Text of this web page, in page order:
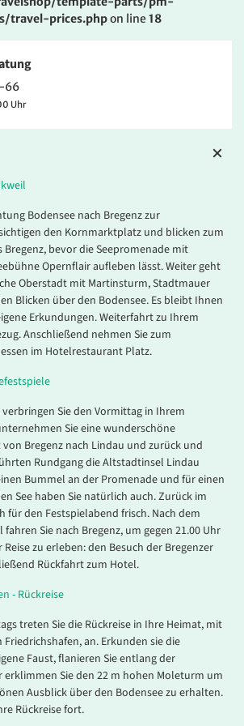
Bodensee nach Bregenz zur
den Kornmarktplatz und blicken zum
bevor die Seepromenade mit
Opernflair aufleben lässt. Weiter geht
Oberstadt mit Martinsturm, Stadtmauer
Blicken über den Bodensee. Es bleibt Ihnen
Erkundungen. Weiterfahrt zu Ihrem
Anschließend nehmen Sie zum
im Hotelrestaurant Platz.
Sie den Vormittag in Ihrem
Sie eine wunderschöne
Bregenz nach Lindau und zurück und
Rundgang die Altstadtinsel Lindau
Bummel an der Promenade und für einen
See haben Sie natürlich auch. Zurück im
für den Festspielabend frisch. Nach dem
Sie nach Bregenz, um gegen 21.00 Uhr
zu erleben: den Besuch der Bregenzer
Rückfahrt zum Hotel.
- Rückreise
treten Sie die Rückreise in Ihre Heimat, mit
an. Erkunden sie die
Faust, flanieren Sie entlang der
Sie den 22 m hohen Moleturm um
Ausblick über den Bodensee zu erhalten.
Rückreise fort.
travel-prices.phpon line 18
66
Uhr